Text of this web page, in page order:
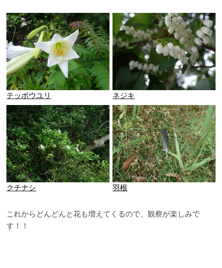
テッポウユリ ネジキ
クチナシ 羽根
これからどんどんと花も増えてくるので、観察が楽しみで
す！！